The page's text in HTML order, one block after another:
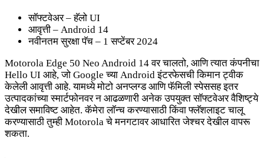
सॉफ्टवेअर – हॅलो UI
आवृत्ती – Android 14
नवीनतम सुरक्षा पॅच – 1 सप्टेंबर 2024
Motorola Edge 50 Neo Android 14 वर चालतो, आणि त्यात कंपनीचा
Hello UI आहे, जो Google च्या Android इंटरफेसची किमान ट्वीक
केलेली आवृत्ती आहे. यामध्ये मोटो अनप्लग्ड आणि फॅमिली स्पेससह इतर
उत्पादकांच्या स्मार्टफोनवर न आढळणारी अनेक उपयुक्त सॉफ्टवेअर वैशिष्ट्ये
देखील समाविष्ट आहेत. कॅमेरा लॉन्च करण्यासाठी किंवा फ्लॅशलाइट चालू
करण्यासाठी तुम्ही Motorola चे मनगटावर आधारित जेश्चर देखील वापरू
शकता.